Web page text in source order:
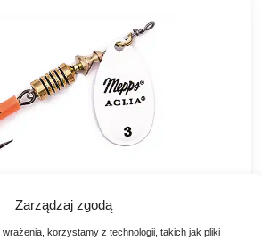
Zarządzaj zgodą
korzystamy z technologii, takich jak pliki
FLUO BIAŁA #0